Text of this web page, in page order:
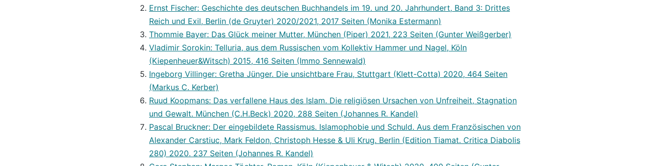
Ernst Fischer: Geschichte des deutschen Buchhandels im 19. und 20. Jahrhundert, Band 3: Drittes
Reich und Exil, Berlin (de Gruyter) 2020/2021, 2017 Seiten (Monika Estermann)
Thommie Bayer: Das Glück meiner Mutter, München (Piper) 2021, 223 Seiten (Gunter Weißgerber)
Vladimir Sorokin: Telluria, aus dem Russischen vom Kollektiv Hammer und Nagel, Köln
(Kiepenheuer&Witsch) 2015, 416 Seiten (Immo Sennewald)
Ingeborg Villinger: Gretha Jünger. Die unsichtbare Frau, Stuttgart (Klett-Cotta) 2020, 464 Seiten
(Markus C. Kerber)
Ruud Koopmans: Das verfallene Haus des Islam. Die religiösen Ursachen von Unfreiheit, Stagnation
und Gewalt. München (C.H.Beck) 2020, 288 Seiten (Johannes R. Kandel)
Pascal Bruckner: Der eingebildete Rassismus. Islamophobie und Schuld. Aus dem Französischen von
Alexander Carstiuc, Mark Feldon, Christoph Hesse & Uli Krug. Berlin (Edition Tiamat. Critica Diabolis
280) 2020. 237 Seiten (Johannes R. Kandel)